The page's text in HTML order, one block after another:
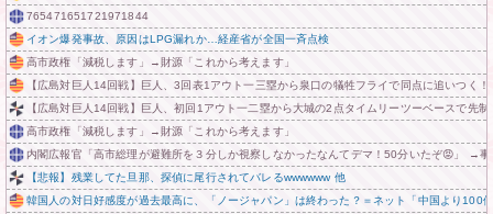
765471651721971844
イオン爆発事故、原因はLPG漏れか…経産省が全国一斉点検
高市政権「減税します」→財源「これから考えます」
【広島対巨人14回戦】巨人、3回表1アウト一三塁から泉口の犠牲フライで同点に追いつく
【広島対巨人14回戦】巨人、初回1アウト一二塁から大城の2点タイムリーツーベースで先
高市政権「減税します」→財源「これから考えます」
内閣広報官「高市総理が避難所を３分しか視察しなかったなんてデマ！50分いたぞ😡」 →
【悲報】残業してた旦那、探偵に尾行されてバレるwwwwww 他
韓国人の対日好感度が過去最高に、「ノージャパン」は終わった？＝ネット「中国より100